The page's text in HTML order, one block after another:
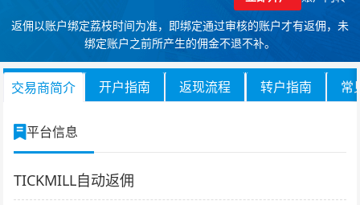
返佣以账户绑定荔枝时间为准，即绑定通过审核的账户才有返佣，未
绑定账户之前所产生的佣金不退不补。
交易商简介 开户指南 返现流程 转户指南 常
平台信息
TICKMILL自动返佣